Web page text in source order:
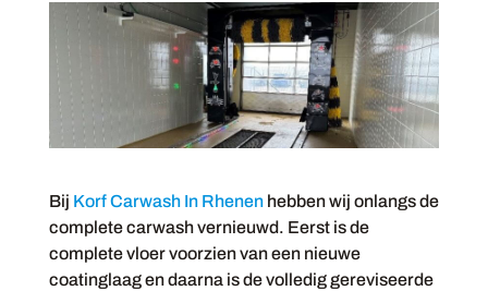
Bij Korf Carwash In Rhenenhebben wij onlangs de
complete carwash vernieuwd. Eerst is de
complete vloer voorzien van een nieuwe
coatinglaag en daarna is de volledig gereviseerde